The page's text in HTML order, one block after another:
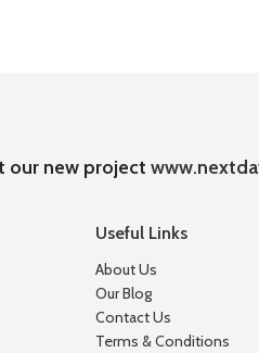
our new project
Useful Links
About Us
Our Blog
Contact Us
Terms & Conditions